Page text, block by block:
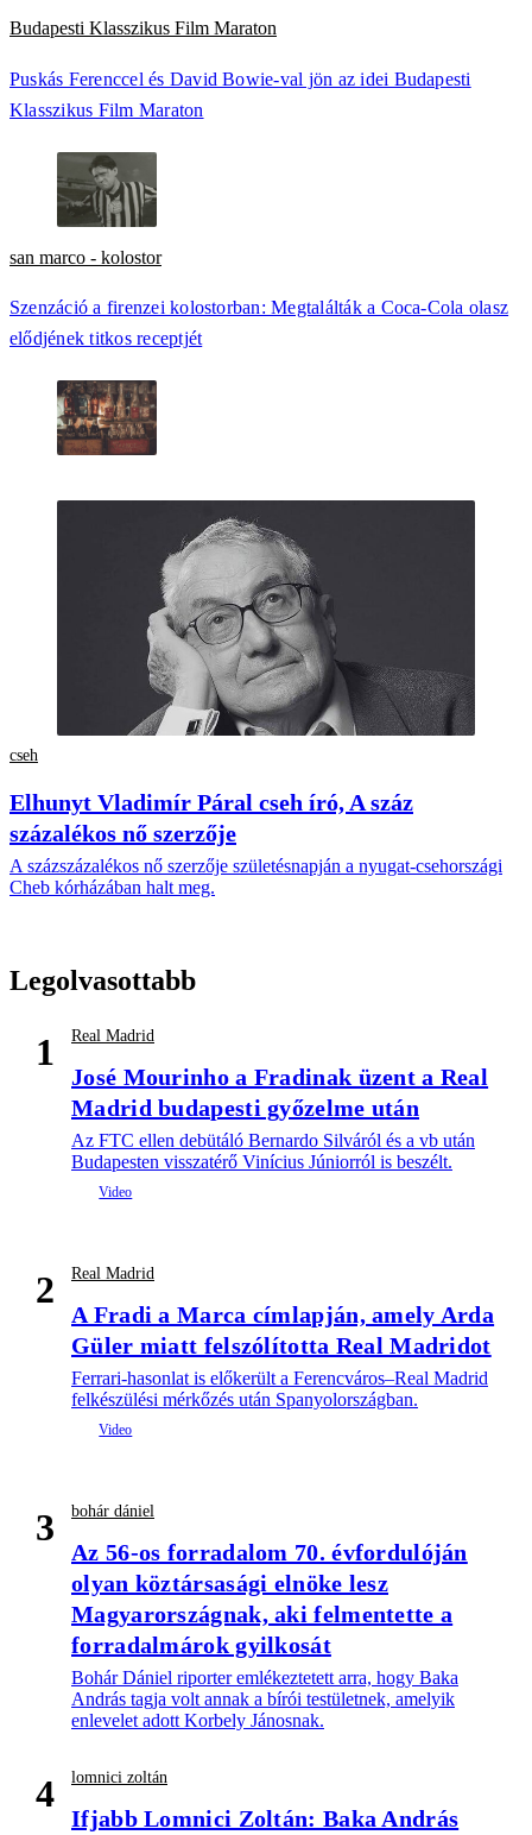
Budapesti Klasszikus Film Maraton
Puskás Ferenccel és David Bowie-val jön az idei Budapesti
Klasszikus Film Maraton
san marco - kolostor
Szenzáció a firenzei kolostorban: Megtalálták a Coca-Cola olasz
elődjének titkos receptjét
cseh
Elhunyt Vladimír Páral cseh író, A száz
százalékos nő szerzője
A százszázalékos nő szerzője születésnapján a nyugat-csehországi
Cheb kórházában halt meg.
Legolvasottabb
1 Real Madrid
José Mourinho a Fradinak üzent a Real
Madrid budapesti győzelme után
Az FTC ellen debütáló Bernardo Silváról és a vb után
Budapesten visszatérő Vinícius Júniorról is beszélt.
2 Real Madrid
A Fradi a Marca címlapján, amely Arda
Güler miatt felszólította Real Madridot
Ferrari-hasonlat is előkerült a Ferencváros–Real Madrid
felkészülési mérkőzés után Spanyolországban.
3 bohár dániel
Az 56-os forradalom 70. évfordulóján
olyan köztársasági elnöke lesz
Magyarországnak, aki felmentette a
forradalmárok gyilkosát
Bohár Dániel riporter emlékeztetett arra, hogy Baka
András tagja volt annak a bírói testületnek, amelyik
enlevelet adott Korbely Jánosnak.
4 lomnici zoltán
Ifjabb Lomnici Zoltán: Baka András